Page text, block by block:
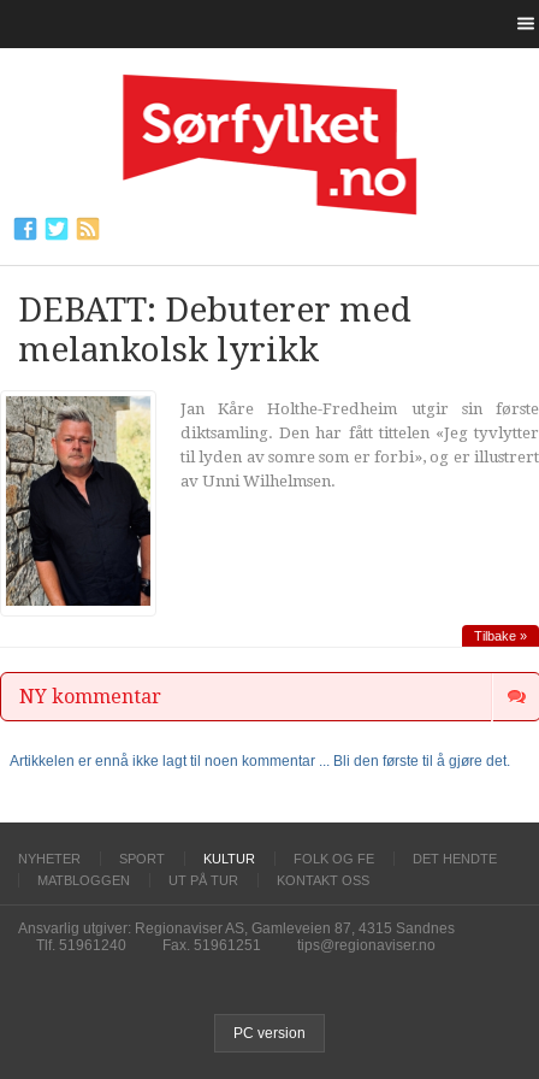
DEBATT: Debuterer med
melankolsk lyrikk
Jan Kåre Holthe-Fredheim utgir sin første
diktsamling. Den har fått tittelen «Jeg tyvlytter
til lyden av somre som er forbi», og er illustrert
av Unni Wilhelmsen.
Tilbake »
NY kommentar
Artikkelen er ennå ikke lagt til noen kommentar ... Bli den første til å gjøre det.
NYHETER SPORT KULTUR FOLK OG FE
DET HENDTE
MATBLOGGEN
UT PÅ TUR KONTAKT OSS
Ansvarlig utgiver: Regionaviser AS, Gamleveien 87, 4315 Sandnes
Tlf. 51961240
Fax. 51961251 tips@regionaviser.no
PC version